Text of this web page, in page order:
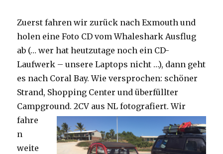
Zuerst fahren wir zurück nach Exmouth und
holen eine Foto CD vom Whaleshark Ausflug
ab (… wer hat heutzutage noch ein CD-
Laufwerk – unsere Laptops nicht …), dann geht
es nach Coral Bay. Wie versprochen: schöner
Strand, Shopping Center und überfüllter
Campground.2CV aus NL fotografiert. Wir
fahre
n
weite